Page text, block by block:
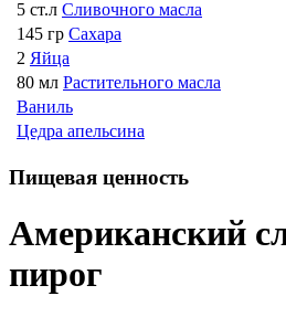
5 ст.л Сливочного масла
145 гр Сахара
2 Яйца
80 мл Растительного масла
Ваниль
Цедра апельсина
Пищевая ценность
Американский
пирог